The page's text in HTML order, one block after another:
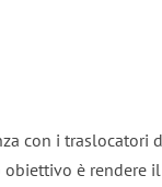
con i traslocatori
è rendere